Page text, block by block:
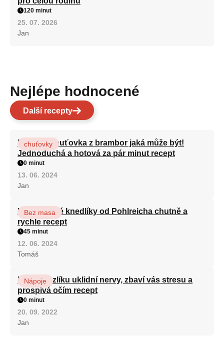
120 minut
25. 07. 2026
Jan
Nejlépe hodnocené
Další recepty
Nejlepší chuťovka z brambor jaká může být!
Jednoduchá a hotová za pár minut recept
chuťovky
0 minut
13. 06. 2024
Jan
Karlovarské knedlíky od Pohlreicha chutně a
rychle recept
Bez masa
45 minut
12. 06. 2024
Tomáš
Kořen kozlíku uklidní nervy, zbaví vás stresu a
prospívá očím recept
Nápoje
0 minut
20. 09. 2022
Jan